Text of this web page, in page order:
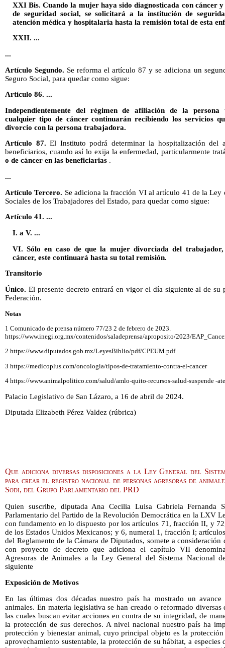
XXI Bis. Cuando la mujer haya sido diagnosticada con cáncer
de seguridad social, se solicitará a la institución de
atención médica y hospitalaria hasta la remisión total de esta
XXII. ...
...
Artículo Segundo. Se reforma el artículo 87 y se adiciona un
Seguro Social, para quedar como sigue:
Artículo 86. ...
Independientemente del régimen de afiliación de la
cualquier tipo de cáncer continuarán recibiendo los servicios
divorcio con la persona trabajadora.
Artículo 87. El Instituto podrá determinar la hospitalización del
beneficiarios, cuando así lo exija la enfermedad, particularmente
o de cáncer en las beneficiarias .
...
Artículo Tercero. Se adiciona la fracción VI al artículo 41 de la Ley
Sociales de los Trabajadores del Estado, para quedar como sigue:
Artículo 41. ...
I. a V. ...
VI. Sólo en caso de que la mujer divorciada del
cáncer, este continuará hasta su total remisión.
Transitorio
Único. El presente decreto entrará en vigor el día siguiente al de
Federación.
Notas
1 Comunicado de prensa número 77/23 2 de febrero de 2023.
https://www.inegi.org.mx/contenidos/saladeprensa/aproposito/2023/
2 https://www.diputados.gob.mx/LeyesBiblio/pdf/CPEUM.pdf
3 https://medicoplus.com/oncologia/tipos-de-tratamiento-contra-el-cancer
4 https://www.animalpolitico.com/salud/amlo-quito-recursos-salud-suspende -
Palacio Legislativo de San Lázaro, a 16 de abril de 2024.
Diputada Elizabeth Pérez Valdez (rúbrica)
Que adiciona diversas disposiciones a la Ley General del
para crear el registro nacional de personas agresoras de
Sodi, del Grupo Parlamentario del PRD
Quien suscribe, diputada Ana Cecilia Luisa Gabriela Fernanda
Parlamentario del Partido de la Revolución Democrática en la LXV
con fundamento en lo dispuesto por los artículos 71, fracción II, y
de los Estados Unidos Mexicanos; y 6, numeral 1, fracción I;
del Reglamento de la Cámara de Diputados, somete a
con proyecto de decreto que adiciona el capítulo VII
Agresoras de Animales a la Ley General del Sistema Nacional
siguiente
Exposición de Motivos
En las últimas dos décadas nuestro país ha mostrado un
animales. En materia legislativa se han creado o reformado
las cuales buscan evitar acciones en contra de su integridad, de
la protección de sus derechos. A nivel nacional nuestro país ha
protección y bienestar animal, cuyo principal objeto es la
aprovechamiento sustentable, la protección de su hábitat, a especies